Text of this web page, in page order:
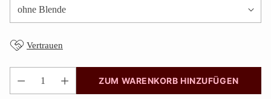
Vertrauen
Anzahl
ZUM WARENKORB HINZUFÜGEN